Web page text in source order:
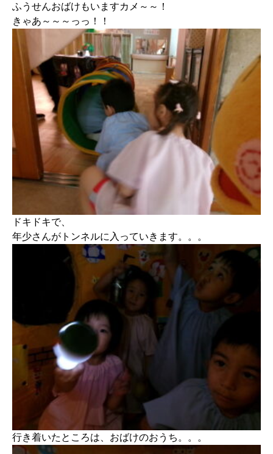
ふうせんおばけもいますカメ～～！
きゃあ～～～っっ！！
ドキドキで、
年少さんがトンネルに入っていきます。。。
行き着いたところは、おばけのおうち。。。